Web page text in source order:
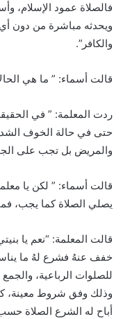
فالصلاة عمود الإسلام،
ويحدثه مباشرة من دون
والكافر”.
قالت أسماء: ” ما هي
ردت المعلمة: ” في
حتى في حالة الخوف
والمريض بل تجب على
قالت أسماء: ” لكن يا
يصلي الصلاة كما يجب،
قالت المعلمة: “نعم يا
خفف عنهُ فشرع لهُ ما
للصلوات الرباعية،
وذلك وفق شروط معينة،
أباح له الشرع الصلاة